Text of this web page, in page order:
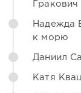
Гракович
Надежда
к морю
Даниил
Катя